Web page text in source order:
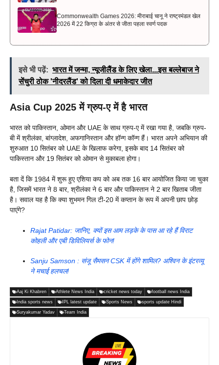
Commonwealth Games 2026: मीराबाई चानू ने राष्ट्रमंडल खेल
2026 में 22 किग्रा के अंतर से जीता पहला स्वर्ण पदक
इसे भी पढ़ें: भारत में जन्मा, न्यूजीलैंड के लिए खेला...इस बल्लेबाज ने
सेंचुरी ठोक 'नीदरलैंड' को दिला दी धमाकेदार जीत
Asia Cup 2025 में ग्रुप-ए में है भारत
भारत को पाकिस्तान, ओमान और UAE के साथ ग्रुप-ए में रखा गया है, जबकि ग्रुप-
बी में श्रीलंका, बांग्लादेश, अफगानिस्तान और हॉन्ग कॉन्ग हैं। भारत अपने अभियान की
शुरुआत 10 सितंबर को UAE के खिलाफ करेगा, इसके बाद 14 सितंबर को
पाकिस्तान और 19 सितंबर को ओमान से मुकाबला होगा।
बता दें कि 1984 में शुरू हुए एशिया कप को अब तक 16 बार आयोजित किया जा चुका
है, जिसमें भारत ने 8 बार, श्रीलंका ने 6 बार और पाकिस्तान ने 2 बार खिताब जीता
है। सवाल यह है कि क्या शुभमन गिल टी-20 में कप्तान के रूप में अपनी छाप छोड़
पाएंगे?
Rajat Patidar: जानिए, क्यों इस आम लड़के के पास आ रहे हैं विराट
कोहली और एबी डिविलियर्स के फोन!
Sanju Samson : संजू सैमसन CSK में होंगे शामिल? अश्विन के इंटरव्यू
ने मचाई हलचल!
Aaj Ki Khabren Athlete News India cricket news today football news India
India sports news IPL latest update Sports News sports update Hindi
Suryakumar Yadav Team India